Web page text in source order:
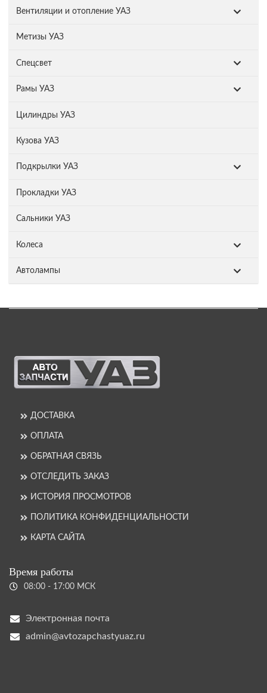
Вентиляции и отопление УАЗ
Метизы УАЗ
Спецсвет
Рамы УАЗ
Цилиндры УАЗ
Кузова УАЗ
Подкрылки УАЗ
Прокладки УАЗ
Сальники УАЗ
Колеса
Автолампы
ДОСТАВКА
ОПЛАТА
ОБРАТНАЯ СВЯЗЬ
ОТСЛЕДИТЬ ЗАКАЗ
ИСТОРИЯ ПРОСМОТРОВ
ПОЛИТИКА КОНФИДЕНЦИАЛЬНОСТИ
КАРТА САЙТА
Время работы
08:00 - 17:00 МСК
Электронная почта
admin@avtozapchastyuaz.ru